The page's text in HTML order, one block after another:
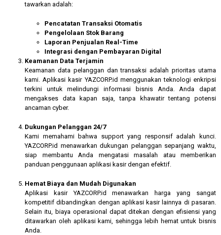
tawarkan adalah:
Pencatatan Transaksi Otomatis
Pengelolaan Stok Barang
Laporan Penjualan Real-Time
Integrasi dengan Pembayaran Digital
Keamanan Data Terjamin
Keamanan data pelanggan dan transaksi adalah prioritas utama
kami. Aplikasi kasir YAZCORP.id menggunakan teknologi enkripsi
terkini untuk melindungi informasi bisnis Anda. Anda dapat
mengakses data kapan saja, tanpa khawatir tentang potensi
ancaman cyber.
Dukungan Pelanggan 24/7
Kami memahami bahwa support yang responsif adalah kunci.
YAZCORP.id menawarkan dukungan pelanggan sepanjang waktu,
siap membantu Anda mengatasi masalah atau memberikan
panduan penggunaan aplikasi kasir dengan efektif.
Hemat Biaya dan Mudah Digunakan
Aplikasi kasir YAZCORP.id menawarkan harga yang sangat
kompetitif dibandingkan dengan aplikasi kasir lainnya di pasaran.
Selain itu, biaya operasional dapat ditekan dengan efisiensi yang
ditawarkan oleh aplikasi kami, sehingga lebih hemat untuk bisnis
Anda.